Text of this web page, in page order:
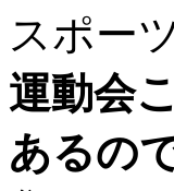
スポー
運動会
あるの